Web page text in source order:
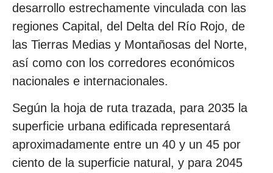
desarrollo estrechamente vinculada con las
regiones Capital, del Delta del Río Rojo, de
las Tierras Medias y Montañosas del Norte,
así como con los corredores económicos
nacionales e internacionales.
Según la hoja de ruta trazada, para 2035 la
superficie urbana edificada representará
aproximadamente entre un 40 y un 45 por
ciento de la superficie natural, y para 2045